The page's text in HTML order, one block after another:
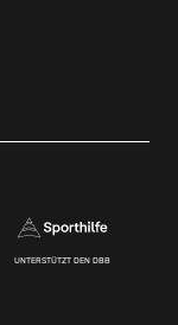
UNTERSTÜTZT DEN DBB